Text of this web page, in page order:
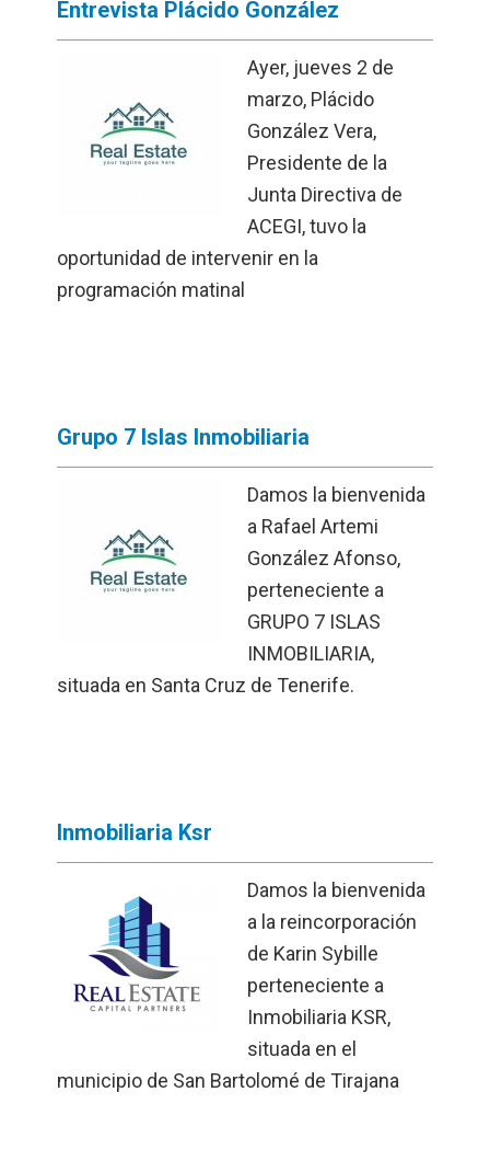
Entrevista Plácido González
Ayer, jueves 2 de
marzo, Plácido
González Vera,
Presidente de la
Junta Directiva de
ACEGI, tuvo la
oportunidad de intervenir en la
programación matinal
Grupo 7 Islas Inmobiliaria
Damos la bienvenida
a Rafael Artemi
González Afonso,
perteneciente a
GRUPO 7 ISLAS
INMOBILIARIA,
situada en Santa Cruz de Tenerife.
Inmobiliaria Ksr
Damos la bienvenida
a la reincorporación
de Karin Sybille
perteneciente a
Inmobiliaria KSR,
situada en el
municipio de San Bartolomé de Tirajana